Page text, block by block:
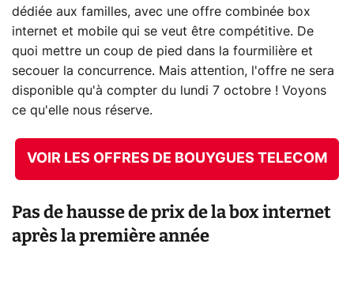
dédiée aux familles, avec une offre combinée box
internet et mobile qui se veut être compétitive. De
quoi mettre un coup de pied dans la fourmilière et
secouer la concurrence. Mais attention, l'offre ne sera
disponible qu'à compter du lundi 7 octobre ! Voyons
ce qu'elle nous réserve.
VOIR LES OFFRES DE BOUYGUES TELECOM
Pas de hausse de prix de la box internet
après la première année